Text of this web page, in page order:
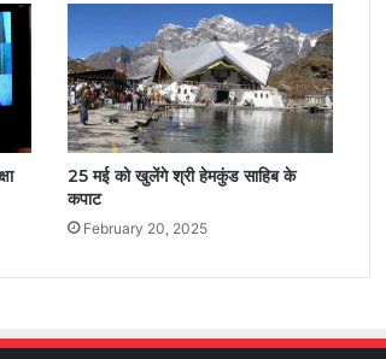
25 मई को खुलेंगे श्री हेमकुंड साहिब के
कपाट
February 20, 2025